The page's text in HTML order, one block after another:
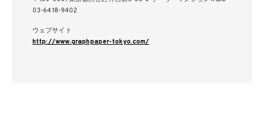
03-6418-9402
ウェブサイト
http://www.graphpaper-tokyo.com/